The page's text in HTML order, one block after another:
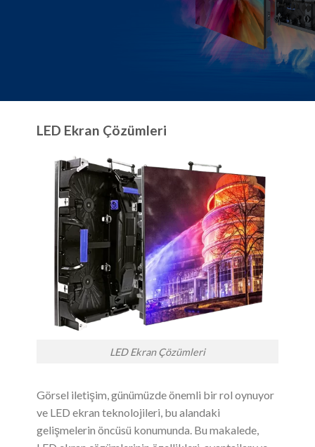
LED Ekran Çözümleri
LED Ekran Çözümleri
Görsel iletişim, günümüzde önemli bir rol oynuyor
ve LED ekran teknolojileri, bu alandaki
gelişmelerin öncüsü konumunda. Bu makalede,